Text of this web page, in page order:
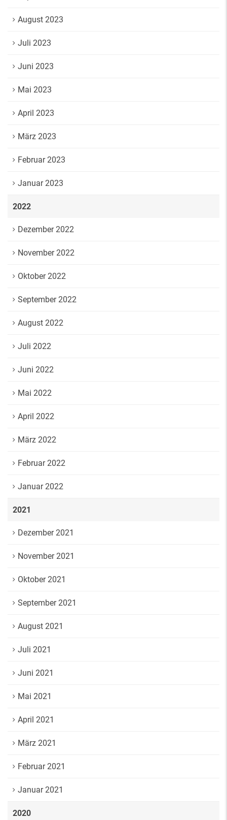
August 2023
Juli 2023
Juni 2023
Mai 2023
April 2023
März 2023
Februar 2023
Januar 2023
2022
Dezember 2022
November 2022
Oktober 2022
September 2022
August 2022
Juli 2022
Juni 2022
Mai 2022
April 2022
März 2022
Februar 2022
Januar 2022
2021
Dezember 2021
November 2021
Oktober 2021
September 2021
August 2021
Juli 2021
Juni 2021
Mai 2021
April 2021
März 2021
Februar 2021
Januar 2021
2020